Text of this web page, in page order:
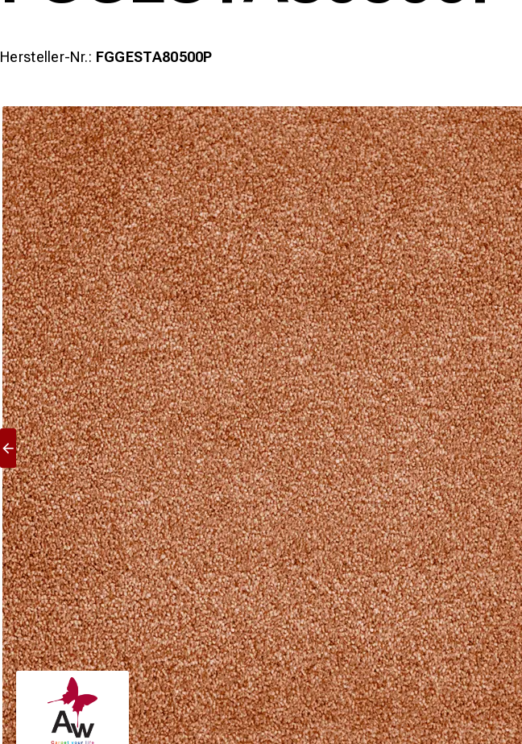
Hersteller-Nr.: FGGESTA80500P